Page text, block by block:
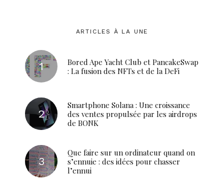
ARTICLES À LA UNE
Bored Ape Yacht Club et PancakeSwap
: La fusion des NFTs et de la DeFi
Smartphone Solana : Une croissance
des ventes propulsée par les airdrops
de BONK
Que faire sur un ordinateur quand on
s’ennuie : des idées pour chasser
l’ennui